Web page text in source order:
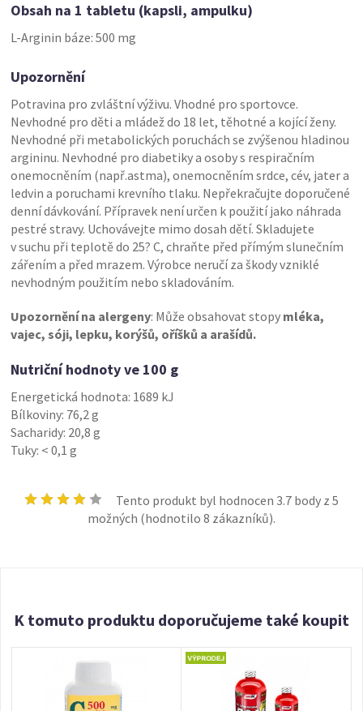
Obsah na 1 tabletu (kapsli, ampulku)
L-Arginin báze: 500 mg
Upozornění
Potravina pro zvláštní výživu. Vhodné pro sportovce.
Nevhodné pro děti a mládež do 18 let, těhotné a kojící ženy.
Nevhodné při metabolických poruchách se zvýšenou hladinou
argininu. Nevhodné pro diabetiky a osoby s respiračním
onemocněním (např.astma), onemocněním srdce, cév, jater a
ledvin a poruchami krevního tlaku. Nepřekračujte doporučené
denní dávkování. Přípravek není určen k použití jako náhrada
pestré stravy. Uchovávejte mimo dosah dětí. Skladujete
v suchu při teplotě do 25? C, chraňte před přímým slunečním
zářením a před mrazem. Výrobce neručí za škody vzniklé
nevhodným použitím nebo skladováním.
Upozornění na alergeny: Může obsahovat stopy mléka,
vajec, sóji, lepku, korýšů, oříšků a arašídů.
Nutriční hodnoty ve 100 g
Energetická hodnota: 1689 kJ
Bílkoviny: 76,2 g
Sacharidy: 20,8 g
Tuky: < 0,1 g
Tento produkt byl hodnocen 3.7body z 5
možných (hodnotilo 8 zákazníků).
K tomuto produktu doporučujeme také koupit